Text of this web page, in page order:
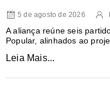
5 de agosto de 2026
A aliança reúne seis
Popular, alinhados ao
Leia Mais...